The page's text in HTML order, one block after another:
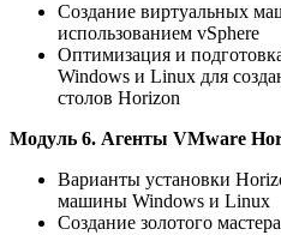
Создание виртуальных
использованием vSphere
Оптимизация и
Windows и Linux для
столов Horizon
Модуль 6. Агенты VMware
Варианты установки
машины Windows и Linux
Создание золотого